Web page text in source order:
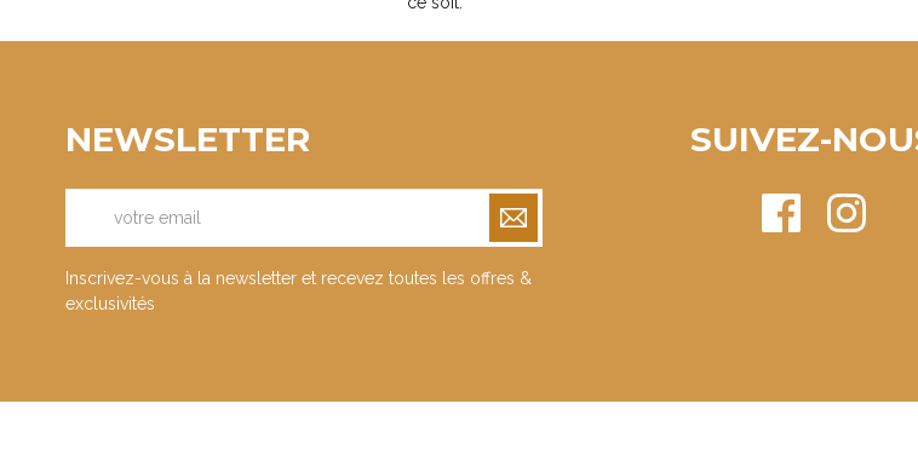
NEWSLETTER
Inscrivez-vous à la newsletter et recevez toutes les offres &
exclusivités
SUIVEZ-